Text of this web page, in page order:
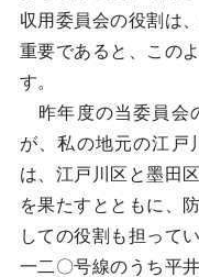
収用委員会の役割は
重要であると、この
す。
昨年度の当委員会
が、私の地元の江戸
は、江戸川区と墨田
を果たすとともに、
しての役割も担って
一二〇号線のうち平